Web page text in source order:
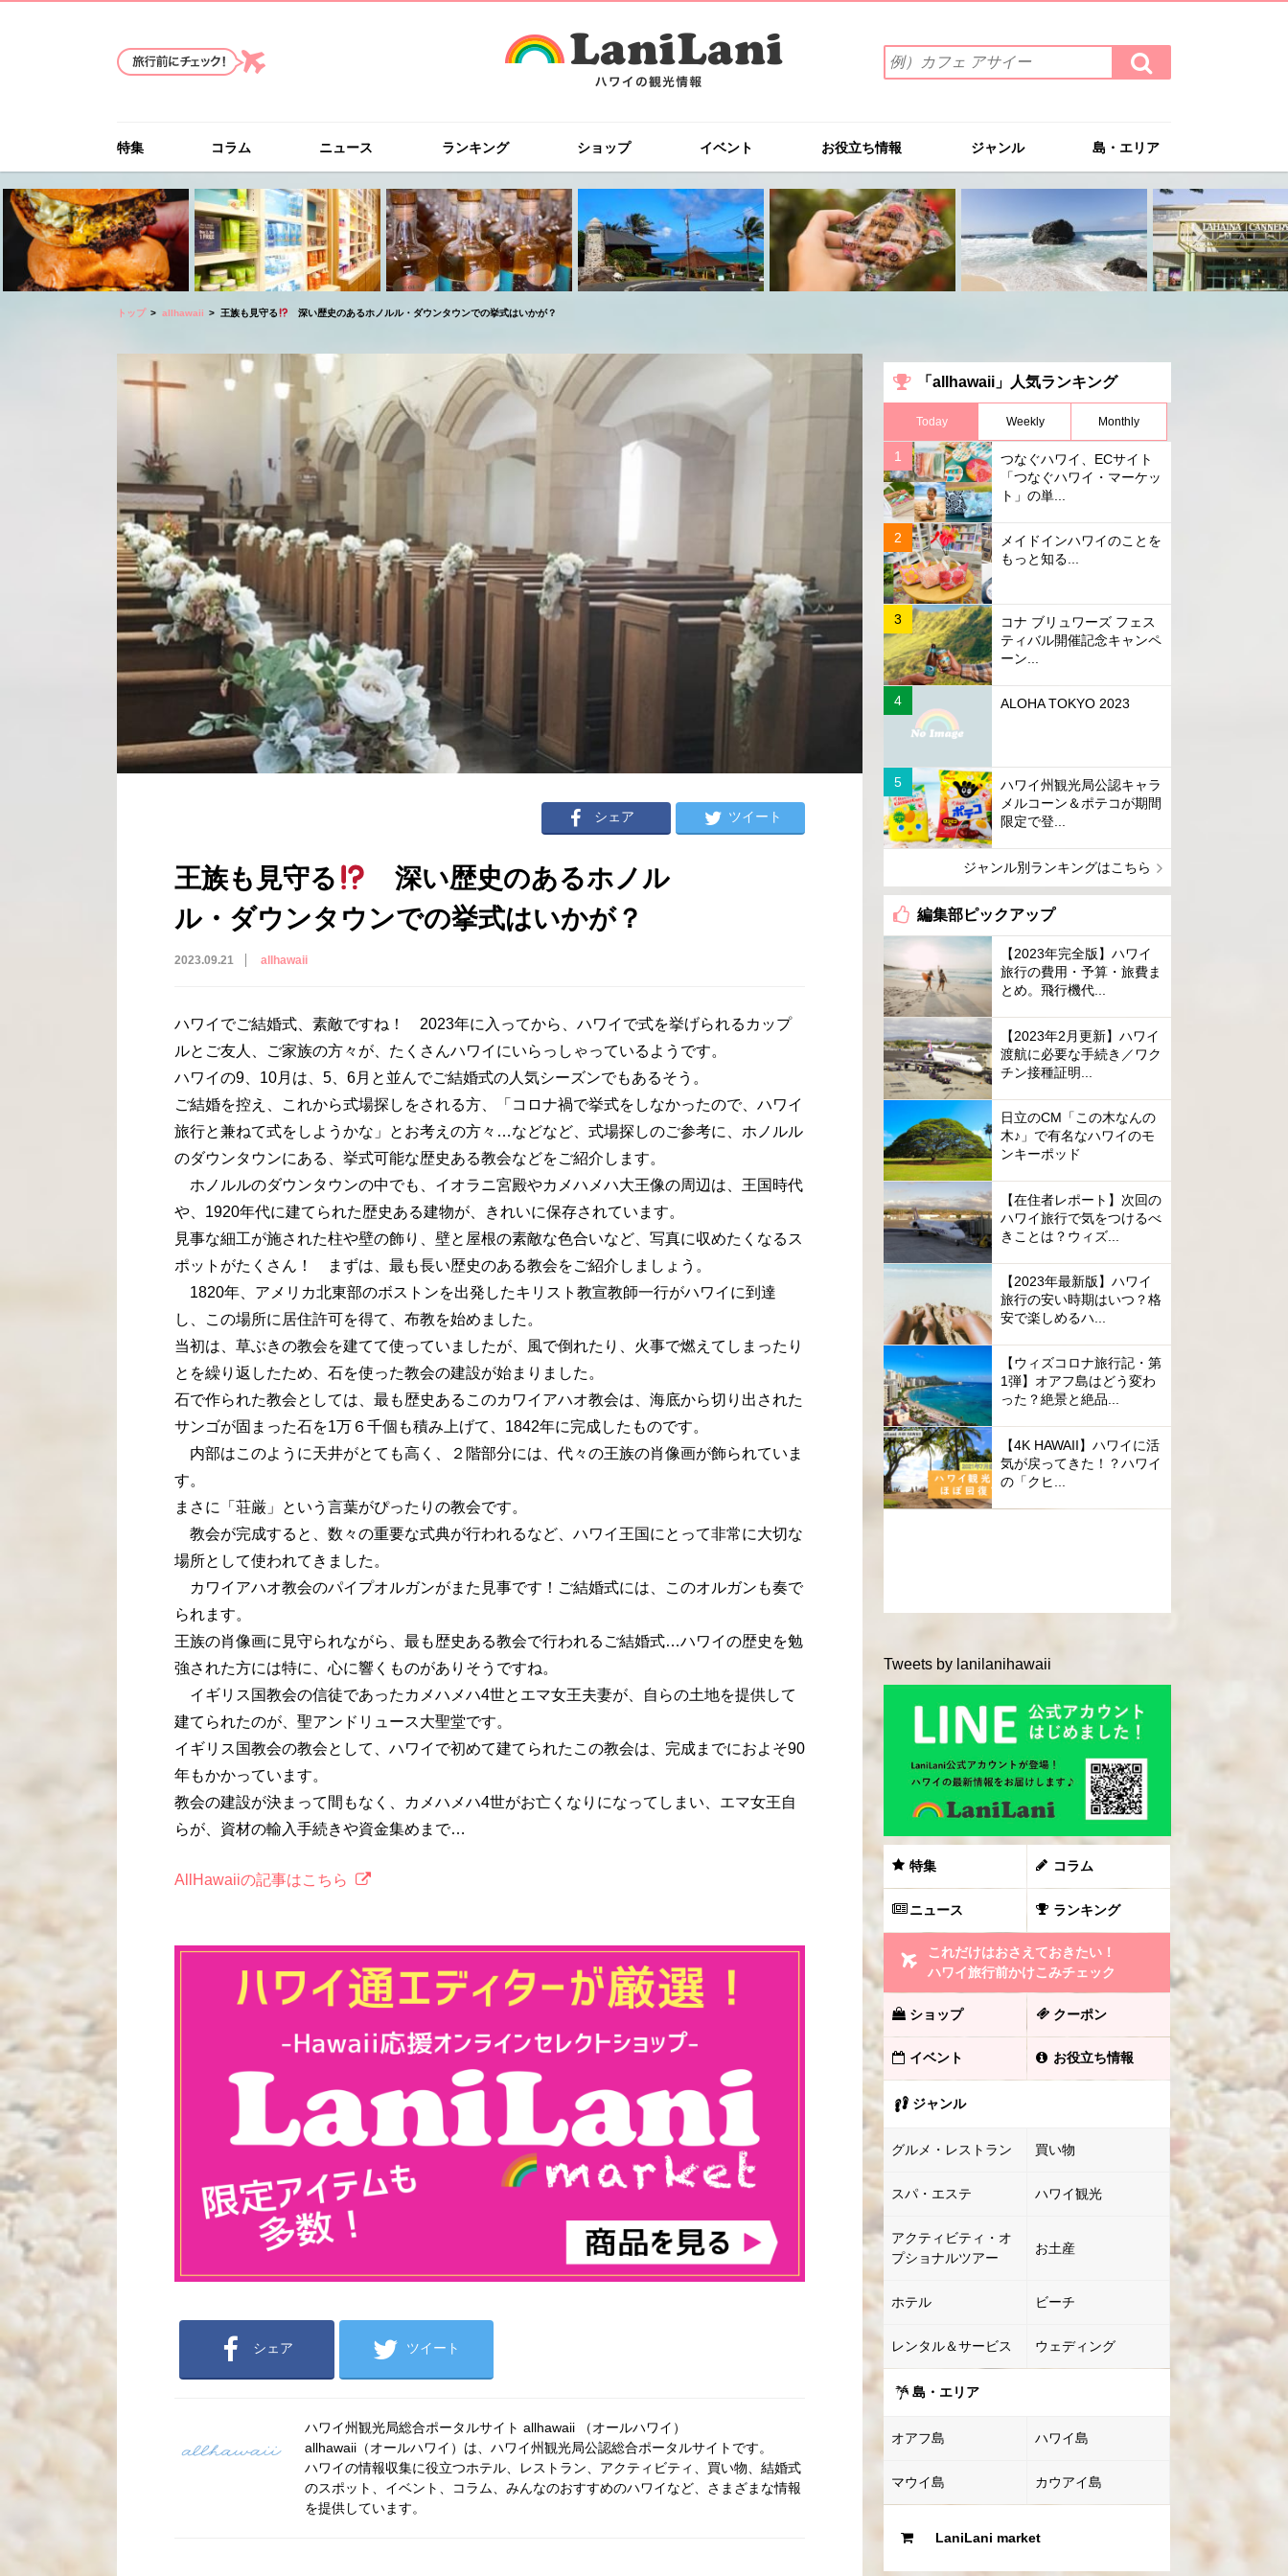
索
ワ
を
入
力
(例）
カ
フ
ェ
イ
ー
検
索
す
特集 コラム ニュース ランキング ショップ イベント お役立ち情報 ジャンル 島・エリア
トップ allhawaii 王族も見守る 深い歴史のあるホノルル・ダウンタウンでの挙式はいかが？
シェア ツイート
王族も見守る
深い歴史のあるホノル
ル・ダウンタウンでの挙式はいかが？
2023.09.21 allhawaii
ハワイでご結婚式、素敵ですね！ 2023年に入ってから、ハワイで式を挙げられるカップ
ルとご友人、ご家族の方々が、たくさんハワイにいらっしゃっているようです。
ハワイの9、10月は、5、6月と並んでご結婚式の人気シーズンでもあるそう。
ご結婚を控え、これから式場探しをされる方、「コロナ禍で挙式をしなかったので、ハワイ
旅行と兼ねて式をしようかな」とお考えの方々…などなど、式場探しのご参考に、ホノルル
のダウンタウンにある、挙式可能な歴史ある教会などをご紹介します。
ホノルルのダウンタウンの中でも、イオラニ宮殿やカメハメハ大王像の周辺は、王国時代
や、1920年代に建てられた歴史ある建物が、きれいに保存されています。
見事な細工が施された柱や壁の飾り、壁と屋根の素敵な色合いなど、写真に収めたくなるス
ポットがたくさん！ まずは、最も長い歴史のある教会をご紹介しましょう。
1820年、アメリカ北東部のボストンを出発したキリスト教宣教師一行がハワイに到達
し、この場所に居住許可を得て、布教を始めました。
当初は、草ぶきの教会を建てて使っていましたが、風で倒れたり、火事で燃えてしまったり
とを繰り返したため、石を使った教会の建設が始まりました。
石で作られた教会としては、最も歴史あるこのカワイアハオ教会は、海底から切り出された
サンゴが固まった石を1万６千個も積み上げて、1842年に完成したものです。
内部はこのように天井がとても高く、２階部分には、代々の王族の肖像画が飾られていま
す。
まさに「荘厳」という言葉がぴったりの教会です。
教会が完成すると、数々の重要な式典が行われるなど、ハワイ王国にとって非常に大切な
場所として使われてきました。
カワイアハオ教会のパイプオルガンがまた見事です！ご結婚式には、このオルガンも奏で
られます。
王族の肖像画に見守られながら、最も歴史ある教会で行われるご結婚式…ハワイの歴史を勉
強された方には特に、心に響くものがありそうですね。
イギリス国教会の信徒であったカメハメハ4世とエマ女王夫妻が、自らの土地を提供して
建てられたのが、聖アンドリュース大聖堂です。
イギリス国教会の教会として、ハワイで初めて建てられたこの教会は、完成までにおよそ90
年もかかっています。
教会の建設が決まって間もなく、カメハメハ4世がお亡くなりになってしまい、エマ女王自
らが、資材の輸入手続きや資金集めまで…
AllHawaiiの記事はこちら
シェア ツイート
ハワイ州観光局総合ポータルサイト allhawaii （オールハワイ）
allhawaii（オールハワイ）は、ハワイ州観光局公認総合ポータルサイトです。
ハワイの情報収集に役立つホテル、レストラン、アクティビティ、買い物、結婚式
のスポット、イベント、コラム、みんなのおすすめのハワイなど、さまざまな情報
を提供しています。
「allhawaii」人気ランキング
Today Weekly Monthly
つなぐハワイ、ECサイト
「つなぐハワイ・マーケッ
ト」の単...
メイドインハワイのことを
もっと知る...
コナ ブリュワーズ フェス
ティバル開催記念キャンペ
ーン...
ALOHA TOKYO 2023
ハワイ州観光局公認キャラ
メルコーン＆ポテコが期間
限定で登...
ジャンル別ランキングはこちら
編集部ピックアップ
【2023年完全版】ハワイ
旅行の費用・予算・旅費ま
とめ。飛行機代...
【2023年2月更新】ハワイ
渡航に必要な手続き／ワク
チン接種証明...
日立のCM「この木なんの
木♪」で有名なハワイのモ
ンキーポッド
【在住者レポート】次回の
ハワイ旅行で気をつけるべ
きことは？ウィズ...
【2023年最新版】ハワイ
旅行の安い時期はいつ？格
安で楽しめるハ...
【ウィズコロナ旅行記・第
1弾】オアフ島はどう変わ
った？絶景と絶品...
【4K HAWAII】ハワイに活
気が戻ってきた！？ハワイ
の「クヒ...
Tweets by lanilanihawaii
特集 コラム
ニュース ランキング
これだけはおさえておきたい！
ハワイ旅行前かけこみチェック
ショップ クーポン
イベント お役立ち情報
ジャンル
グルメ・レストラン 買い物
スパ・エステ ハワイ観光
アクティビティ・オ
プショナルツアー
お土産
ホテル ビーチ
レンタル＆サービス ウェディング
島・エリア
オアフ島 ハワイ島
マウイ島 カウアイ島
LaniLani market